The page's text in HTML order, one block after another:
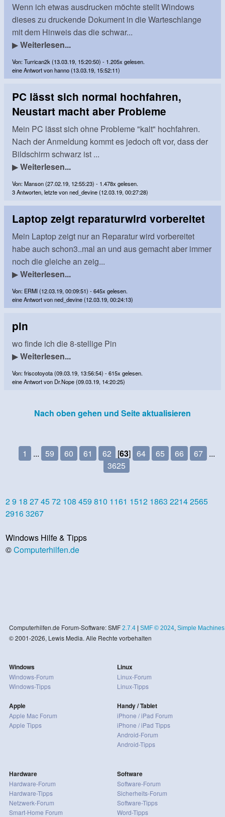
Wenn ich etwas ausdrucken möchte stellt Windows
dieses zu druckende Dokument in die Warteschlange
mit dem Hinweis das die schwar...
▶Weiterlesen...
Von: Turrican2k (13.03.19, 15:20:50) - 1.205x gelesen.
eine Antwort von hanno (13.03.19, 15:52:11)
PC lässt sich normal hochfahren,
Neustart macht aber Probleme
Mein PC lässt sich ohne Probleme "kalt" hochfahren.
Nach der Anmeldung kommt es jedoch oft vor, dass der
Bildschirm schwarz ist ...
▶Weiterlesen...
Von: Manson (27.02.19, 12:55:23) - 1.478x gelesen.
3 Antworten, letzte von ned_devine (12.03.19, 00:27:28)
Laptop zeigt reparaturwird vorbereitet
Mein Laptop zeigt nur an Reparatur wird vorbereitet
habe auch schon3..mal an und aus gemacht aber immer
noch die gleiche an zeig...
▶Weiterlesen...
Von: ERMI (12.03.19, 00:09:51) - 645x gelesen.
eine Antwort von ned_devine (12.03.19, 00:24:13)
pin
wo finde ich die 8-stellige Pin
▶Weiterlesen...
Von: friscotoyota (09.03.19, 13:56:54) - 615x gelesen.
eine Antwort von Dr.Nope (09.03.19, 14:20:25)
Nach oben gehen und Seite aktualisieren
1 ... 59 60 61 62 [63] 64 65 66 67 ...
3625
29 18 274572 108 459 810 1161 1512 1863 22142565
29163267
Windows Hilfe & Tipps
©Computerhilfen.de
Computerhilfen.de Forum-Software: SMF 2.7.4| SMF © 2024, Simple Machines
© 2001-2026, Lewis Media. Alle Rechte vorbehalten
Windows
Windows-Forum
Windows-Tipps
Apple
Apple Mac Forum
Apple Tipps
Linux
Linux-Forum
Linux-Tipps
Handy / Tablet
iPhone / iPad Forum
iPhone / iPad Tipps
Android-Forum
Android-Tipps
Hardware
Hardware-Forum
Hardware-Tipps
Netzwerk-Forum
Smart-Home Forum
Software
Software-Forum
Sicherheits-Forum
Software-Tipps
Word-Tipps